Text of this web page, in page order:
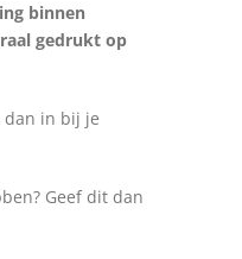
binnen
gedrukt op
dan in bij je
Geef dit dan